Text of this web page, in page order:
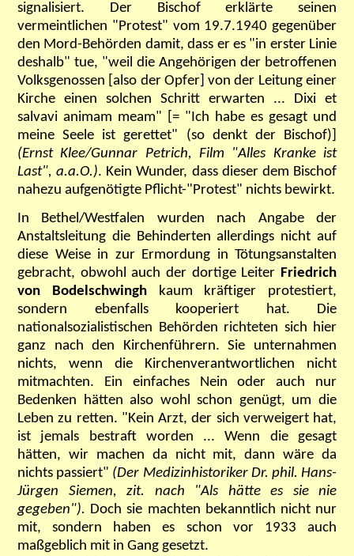
signalisiert. Der Bischof erklärte seinen
vermeintlichen "Protest" vom 19.7.1940 gegenüber
den Mord-Behörden damit, dass er es "in erster Linie
deshalb" tue, "weil die Angehörigen der betroffenen
Volksgenossen [also der Opfer] von der Leitung einer
Kirche einen solchen Schritt erwarten ... Dixi et
salvavi animam meam" [= "Ich habe es gesagt und
meine Seele ist gerettet" (so denkt der Bischof)]
(Ernst Klee/Gunnar Petrich, Film "Alles Kranke ist
Last", a.a.O.). Kein Wunder, dass dieser dem Bischof
nahezu aufgenötigte Pflicht-"Protest" nichts bewirkt.
In Bethel/Westfalen wurden nach Angabe der
Anstaltsleitung die Behinderten allerdings nicht auf
diese Weise in zur Ermordung in Tötungsanstalten
gebracht, obwohl auch der dortige Leiter Friedrich
von Bodelschwinghkaum kräftiger protestiert,
sondern ebenfalls kooperiert hat. Die
nationalsozialistischen Behörden richteten sich hier
ganz nach den Kirchenführern. Sie unternahmen
nichts, wenn die Kirchenverantwortlichen nicht
mitmachten. Ein einfaches Nein oder auch nur
Bedenken hätten also wohl schon genügt, um die
Leben zu retten. "Kein Arzt, der sich verweigert hat,
ist jemals bestraft worden ... Wenn die gesagt
hätten, wir machen da nicht mit, dann wäre da
nichts passiert" (Der Medizinhistoriker Dr. phil. Hans-
Jürgen Siemen, zit. nach "Als hätte es sie nie
gegeben"). Doch sie machten bekanntlich nicht nur
mit, sondern haben es schon vor 1933 auch
maßgeblich mit in Gang gesetzt.